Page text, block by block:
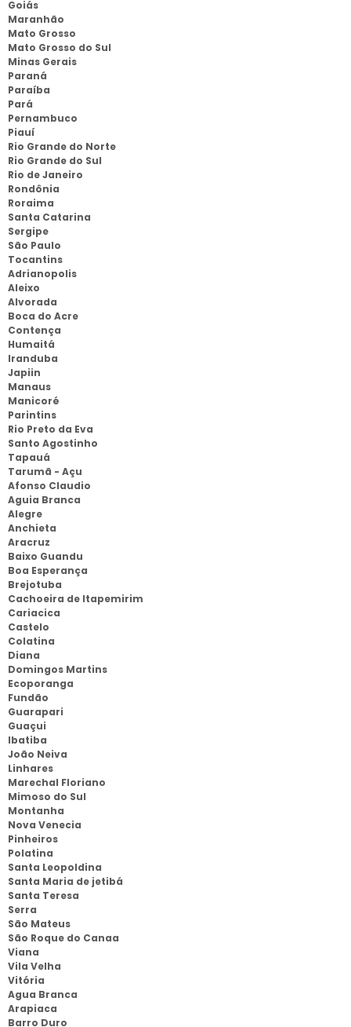
Goiás
Maranhão
Mato Grosso
Mato Grosso do Sul
Minas Gerais
Paraná
Paraíba
Pará
Pernambuco
Piauí
Rio Grande do Norte
Rio Grande do Sul
Rio de Janeiro
Rondônia
Roraima
Santa Catarina
Sergipe
São Paulo
Tocantins
Adrianopolis
Aleixo
Alvorada
Boca do Acre
Contença
Humaitá
Iranduba
Japiin
Manaus
Manicoré
Parintins
Rio Preto da Eva
Santo Agostinho
Tapauá
Tarumã - Açu
Afonso Claudio
Aguia Branca
Alegre
Anchieta
Aracruz
Baixo Guandu
Boa Esperança
Brejotuba
Cachoeira de Itapemirim
Cariacica
Castelo
Colatina
Diana
Domingos Martins
Ecoporanga
Fundão
Guarapari
Guaçui
Ibatiba
João Neiva
Linhares
Marechal Floriano
Mimoso do Sul
Montanha
Nova Venecia
Pinheiros
Polatina
Santa Leopoldina
Santa Maria de jetibá
Santa Teresa
Serra
São Mateus
São Roque do Canaa
Viana
Vila Velha
Vitória
Agua Branca
Arapiaca
Barro Duro